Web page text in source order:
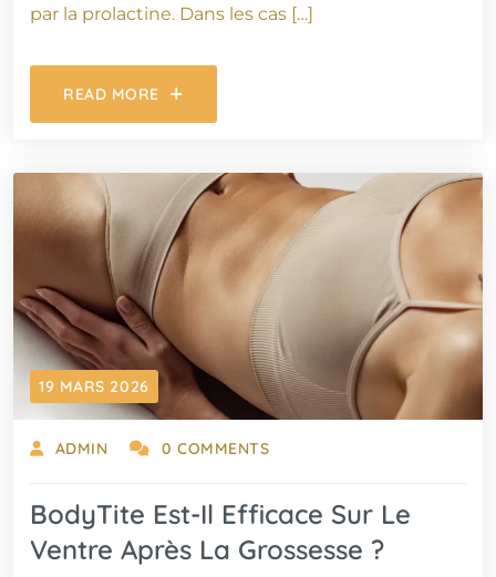
par la prolactine. Dans les cas […]
READ MORE
19 MARS 2026
ADMIN 0 COMMENTS
BodyTite Est-Il Efficace Sur Le
Ventre Après La Grossesse ?